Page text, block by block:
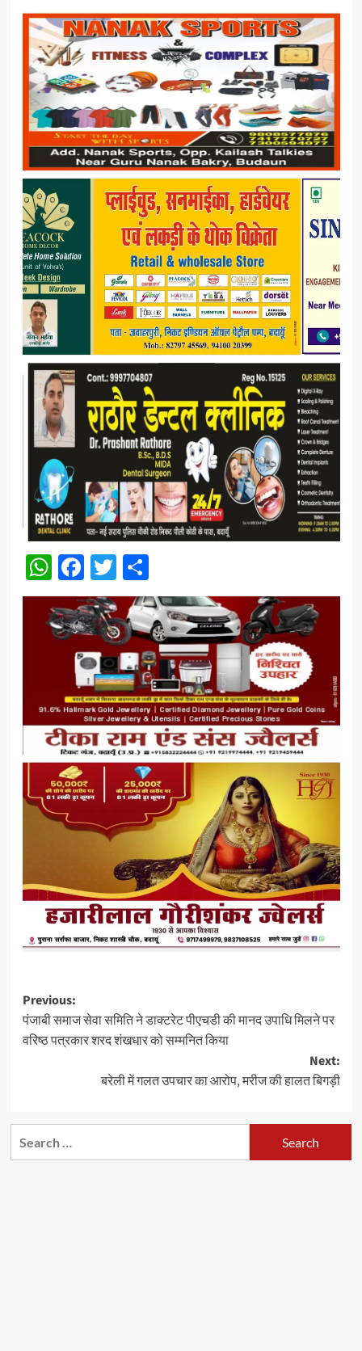
WhatsApp
Facebook
Twitter
Share
Post
navigation
Previous:
पंजाबी समाज सेवा समिति ने डाक्टरेट पीएचडी की मानद उपाधि मिलने पर
वरिष्ठ पत्रकार शरद शंखधार को सम्मनित किया
Next:
बरेली में गलत उपचार का आरोप, मरीज की हालत बिगड़ी